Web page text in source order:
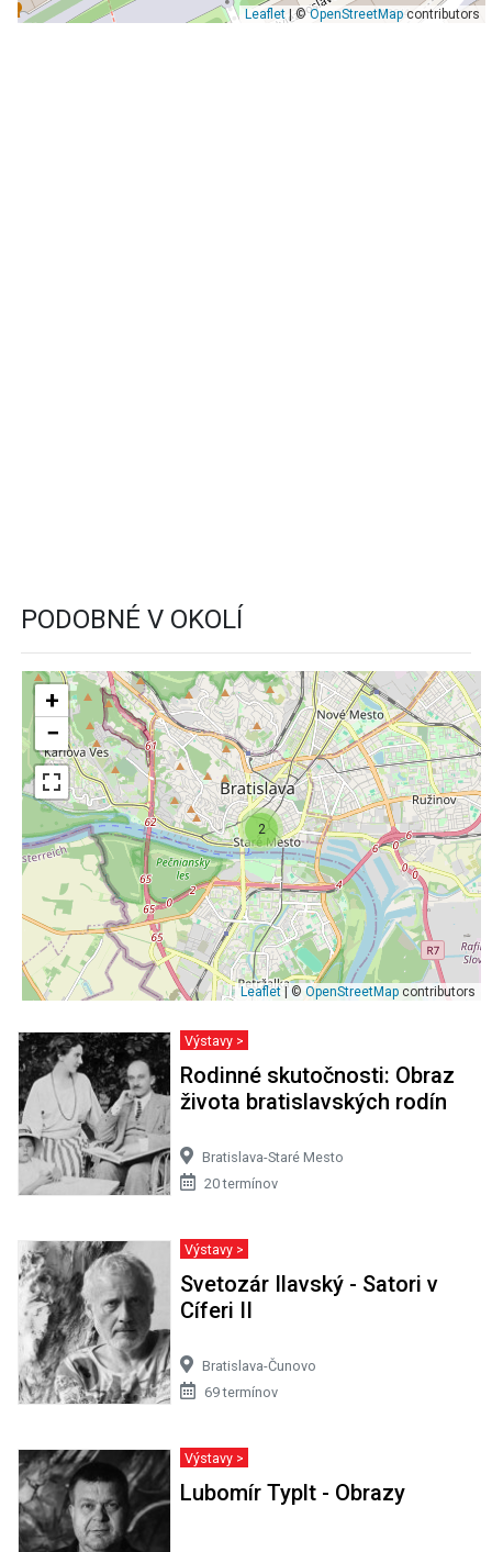
Leaflet| ©OpenStreetMapcontributors
PODOBNÉ V OKOLÍ
2
+
−
Leaflet| © OpenStreetMap contributors
Výstavy >
Rodinné skutočnosti: Obraz
života bratislavských rodín
Bratislava-Staré Mesto
20 termínov
Výstavy >
Svetozár Ilavský - Satori v
Cíferi II
Bratislava-Čunovo
69 termínov
Výstavy >
Lubomír Typlt - Obrazy